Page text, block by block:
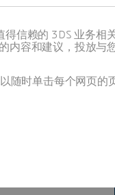
得信赖的 3DS 业务
内容和建议，投放与
随时单击每个网页的